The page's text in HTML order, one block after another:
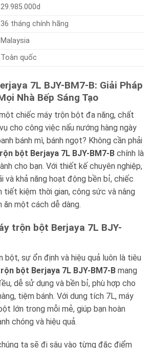
29.985.000d
36 tháng chính hãng
Malaysia
Toàn quốc
7L BJY-BM7-B: Giải Pháp
Nhà Bếp Sáng Tạo
chiếc máy trộn bột đa năng, chất
cho công việc nấu nướng hàng ngày
bánh mì, bánh ngọt? Không cần phải
bột Berjaya 7L BJY-BM7-B chính là
cho bạn. Với thiết kế chuyên nghiệp,
và khả năng hoạt động bền bỉ, chiếc
tiết kiệm thời gian, công sức và nâng
một cách dễ dàng.
trộn bột Berjaya 7L BJY-
bột, sự ổn định và hiệu quả luôn là tiêu
bột Berjaya 7L BJY-BM7-B mang
dễ sử dụng và bền bỉ, phù hợp cho
tiệm bánh. Với dung tích 7L, máy
lớn trong mỗi mẻ, giúp bạn hoàn
chóng và hiệu quả.
ta sẽ đi sâu vào từng đặc điểm